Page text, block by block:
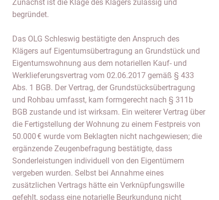
Zunächst ist die Klage des Klägers zulässig und
begründet.
Das OLG Schleswig bestätigte den Anspruch des
Klägers auf Eigentumsübertragung an Grundstück und
Eigentumswohnung aus dem notariellen Kauf- und
Werklieferungsvertrag vom 02.06.2017 gemäß § 433
Abs. 1 BGB. Der Vertrag, der Grundstücksübertragung
und Rohbau umfasst, kam formgerecht nach § 311b
BGB zustande und ist wirksam. Ein weiterer Vertrag über
die Fertigstellung der Wohnung zu einem Festpreis von
50.000 € wurde vom Beklagten nicht nachgewiesen; die
ergänzende Zeugenbefragung bestätigte, dass
Sonderleistungen individuell von den Eigentümern
vergeben wurden. Selbst bei Annahme eines
zusätzlichen Vertrags hätte ein Verknüpfungswille
gefehlt, sodass eine notarielle Beurkundung nicht